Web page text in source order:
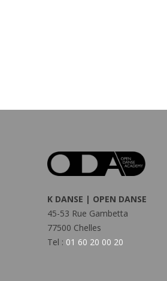
K DANSE | OPEN DANSE
45-53 Rue Gambetta
77500 Chelles
Tel : 01 60 20 00 20